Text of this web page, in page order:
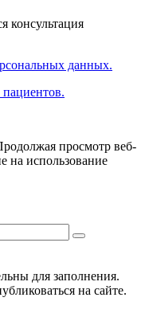
консультация
данных.
просмотр веб-
на использование
для заполнения.
на сайте.